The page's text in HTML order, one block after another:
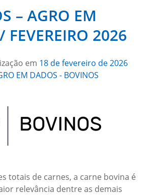
– AGRO EM
FEVEREIRO 2026
em 18 de fevereiro de 2026
EM DADOS - BOVINOS
totais de carnes, a carne bovina é
relevância dentre as demais